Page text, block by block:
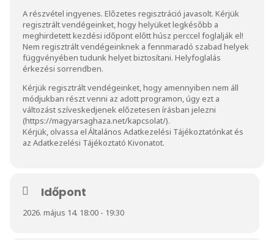
A részvétel ingyenes. Előzetes regisztráció javasolt. Kérjük
regisztrált vendégeinket, hogy helyüket legkésőbb a
meghirdetett kezdési időpont előtt húsz perccel foglalják el!
Nem regisztrált vendégeinknek a fennmaradó szabad helyek
függvényében tudunk helyet biztosítani. Helyfoglalás
érkezési sorrendben.
Kérjük regisztrált vendégeinket, hogy amennyiben nem áll
módjukban részt venni az adott programon, úgy ezt a
változást szíveskedjenek előzetesen írásban jelezni
(https://magyarsaghaza.net/kapcsolat/).
Kérjük, olvassa elÁltalános Adatkezelési Tájékoztatónkat és
az Adatkezelési Tájékoztató Kivonatot.
Időpont
2026. május 14. 18:00 - 19:30